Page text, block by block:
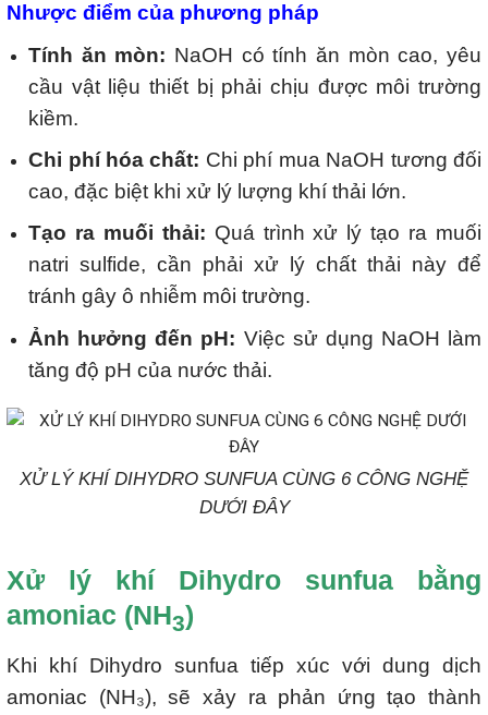
Nhược điểm của phương pháp
Tính ăn mòn: NaOH có tính ăn mòn cao, yêu
cầu vật liệu thiết bị phải chịu được môi trường
kiềm.
Chi phí hóa chất: Chi phí mua NaOH tương đối
cao, đặc biệt khi xử lý lượng khí thải lớn.
Tạo ra muối thải: Quá trình xử lý tạo ra muối
natri sulfide, cần phải xử lý chất thải này để
tránh gây ô nhiễm môi trường.
Ảnh hưởng đến pH: Việc sử dụng NaOH làm
tăng độ pH của nước thải.
XỬ LÝ KHÍ DIHYDRO SUNFUA CÙNG 6 CÔNG NGHỆ
DƯỚI ĐÂY
Xử lý khí Dihydro sunfua bằng
amoniac (NH3)
Khi khí Dihydro sunfua tiếp xúc với dung dịch
amoniac (NH₃), sẽ xảy ra phản ứng tạo thành